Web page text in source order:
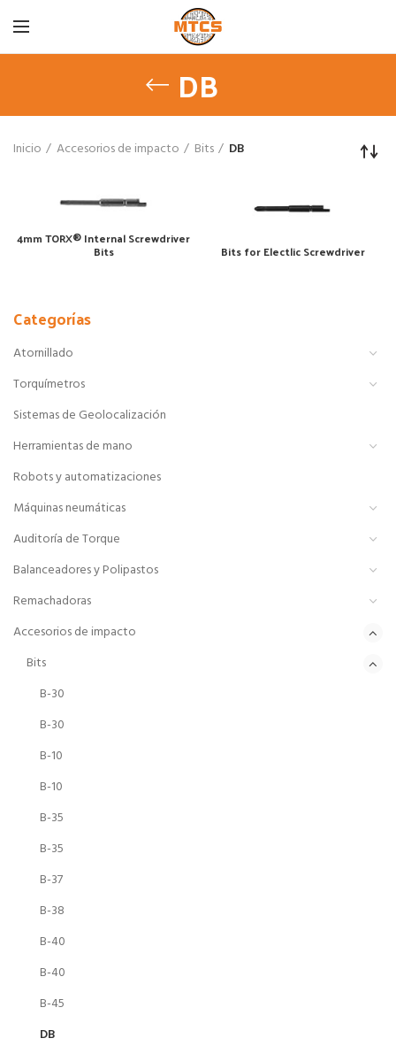
DB
Categorías
Atornillado
Torquímetros
Sistemas de Geolocalización
Herramientas de mano
Robots y automatizaciones
Máquinas neumáticas
Auditoría de Torque
Balanceadores y Polipastos
Remachadoras
Accesorios de impacto
Bits
B-30
B-30
B-10
B-10
B-35
B-35
B-37
B-38
B-40
B-40
B-45
DB
Inicio Accesorios de impacto Bits DB
4mm TORX® Internal Screwdriver
Bits Bits for Electlic Screwdriver